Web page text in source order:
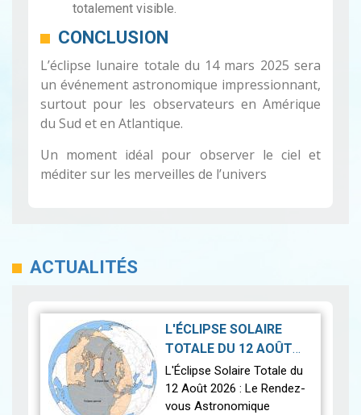
totalement visible.
CONCLUSION
L’éclipse lunaire totale du 14 mars 2025 sera
un événement astronomique impressionnant,
surtout pour les observateurs en Amérique
du Sud et en Atlantique.
Un moment idéal pour observer le ciel et
méditer sur les merveilles de l’univers
ACTUALITÉS
L'ÉCLIPSE SOLAIRE
TOTALE DU 12 AOÛT
2026|2026-07-21
L'Éclipse Solaire Totale du
12 Août 2026 : Le Rendez-
vous Astronomique